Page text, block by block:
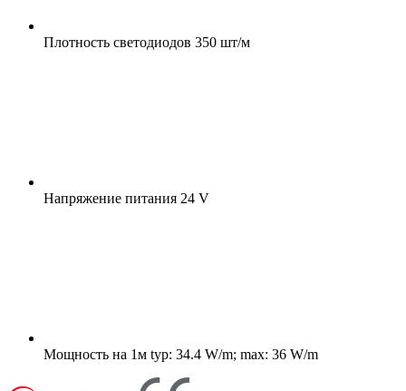
Плотность светодиодов 350 шт/м
Напряжение питания 24 V
Мощность на 1м typ: 34.4 W/m; max: 36 W/m